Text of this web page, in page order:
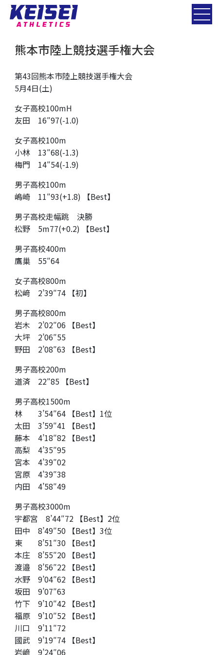
熊本市陸上競技選手権大会
第43回熊本市陸上競技選手権大会
5月4日(土)
女子高校100mH
友田 16″97(-1.0)
女子高校100m
小林 13″68(-1.3)
梅門 14″54(-1.9)
男子高校100m
嶋崎 11″93(+1.8) 【Best】
男子高校走幅跳 決勝
松野 5m77(+0.2) 【Best】
男子高校400m
鷹巢 55″64
女子高校800m
松﨑 2’39″74 【初】
男子高校800m
岩木 2’02″06 【Best】
大坪 2’06″55
野田 2’08″63 【Best】
男子高校200m
道済 22″85 【Best】
男子高校1500m
林 3’54″64 【Best】1位
太田 3’59″41 【Best】
藤本 4’18″82 【Best】
高梨 4’35″95
宮本 4’39″02
宮原 4’39″38
内田 4’58″49
男子高校3000m
宇都宮 8’44″72 【Best】2位
田中 8’49″50 【Best】3位
東 8’51″30 【Best】
本庄 8’55″20 【Best】
渡邉 8’56″22 【Best】
水野 9’04″62 【Best】
坂田 9’07″63
竹下 9’10″42 【Best】
福原 9’10″52 【Best】
川口 9’11″72
國武 9’19″74 【Best】
岩﨑 9’24″06